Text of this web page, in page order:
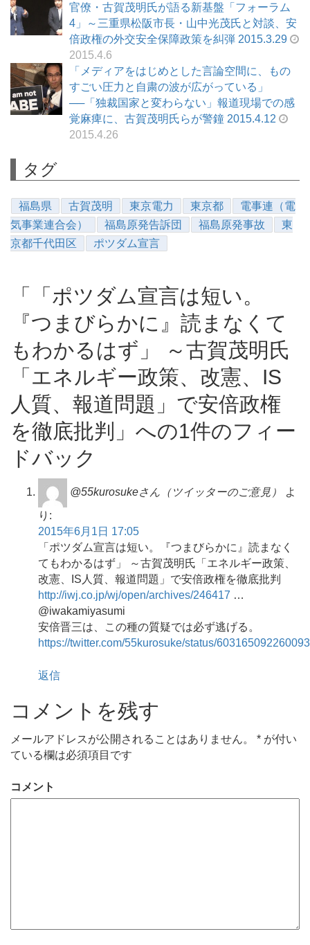
官僚・古賀茂明氏が語る新基盤「フォーラム
4」～三重県松阪市長・山中光茂氏と対談、安
倍政権の外交安全保障政策を糾弾 2015.3.29
2015.4.6
「メディアをはじめとした言論空間に、もの
すごい圧力と自粛の波が広がっている」
──「独裁国家と変わらない」報道現場での感
覚麻痺に、古賀茂明氏らが警鐘 2015.4.12
2015.4.26
タグ
福島県 古賀茂明 東京電力 東京都
電事連（電
気事業連合会）
福島原発告訴団 福島原発事故
東
京都千代田区
ポツダム宣言
「「ポツダム宣言は短い。
『つまびらかに』読まなくて
もわかるはず」 ～古賀茂明氏
「エネルギー政策、改憲、IS
人質、報道問題」で安倍政権
を徹底批判」への1件のフィー
ドバック
@55kurosukeさん（ツイッターのご意見）
よ
り:
2015年6月1日 17:05
「ポツダム宣言は短い。『つまびらかに』読まなく
てもわかるはず」 ～古賀茂明氏「エネルギー政策、
改憲、IS人質、報道問題」で安倍政権を徹底批判
http://iwj.co.jp/wj/open/archives/246417 …
@iwakamiyasumi
安倍晋三は、この種の質疑では必ず逃げる。
https://twitter.com/55kurosuke/status/
返信
コメントを残す
メールアドレスが公開されることはありません。 * が付い
ている欄は必須項目です
コメント